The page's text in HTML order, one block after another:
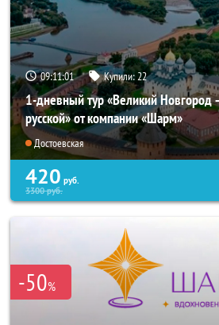
09:11:00 Купили: 22
1-дневный тур «Великий Новгород
русской» от компании «Шарм»
Достоевская
420 руб.
3300руб.
-50%